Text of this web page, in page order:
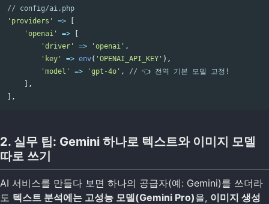
// config/ai.php
'providers'
=>
'openai'
=>
'driver'
=> 'openai' ,
'key'
=> env( 'OPENAI_API_KEY' ),
'model'
=> 'gpt-4o' ,
// 👈 전역 기본 모델 고정!
],
],
2. 실무 팁: Gemini 하나로 텍스트와 이미지 모델
따로 쓰기
AI 서비스를 만들다 보면 하나의 공급자(예: Gemini)를 쓰더라
도 텍스트 분석에는 고성능 모델(Gemini Pro)을, 이미지 생성